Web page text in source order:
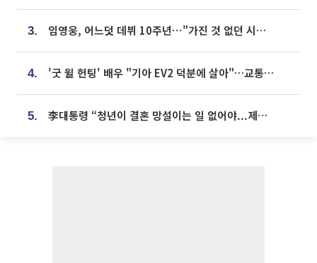
3. 임영웅, 어느덧 데뷔 10주년⋯"가진 것 없던 시절, 내 앞엔 20명의 팬뿐"
4. '굿 윌 헌팅' 배우 "기아 EV2 덕분에 살아"…교통사고 후 안전성 극찬
5. 李대통령 “청년이 결혼 망설이는 일 없어야...제도상 불이익 조사”